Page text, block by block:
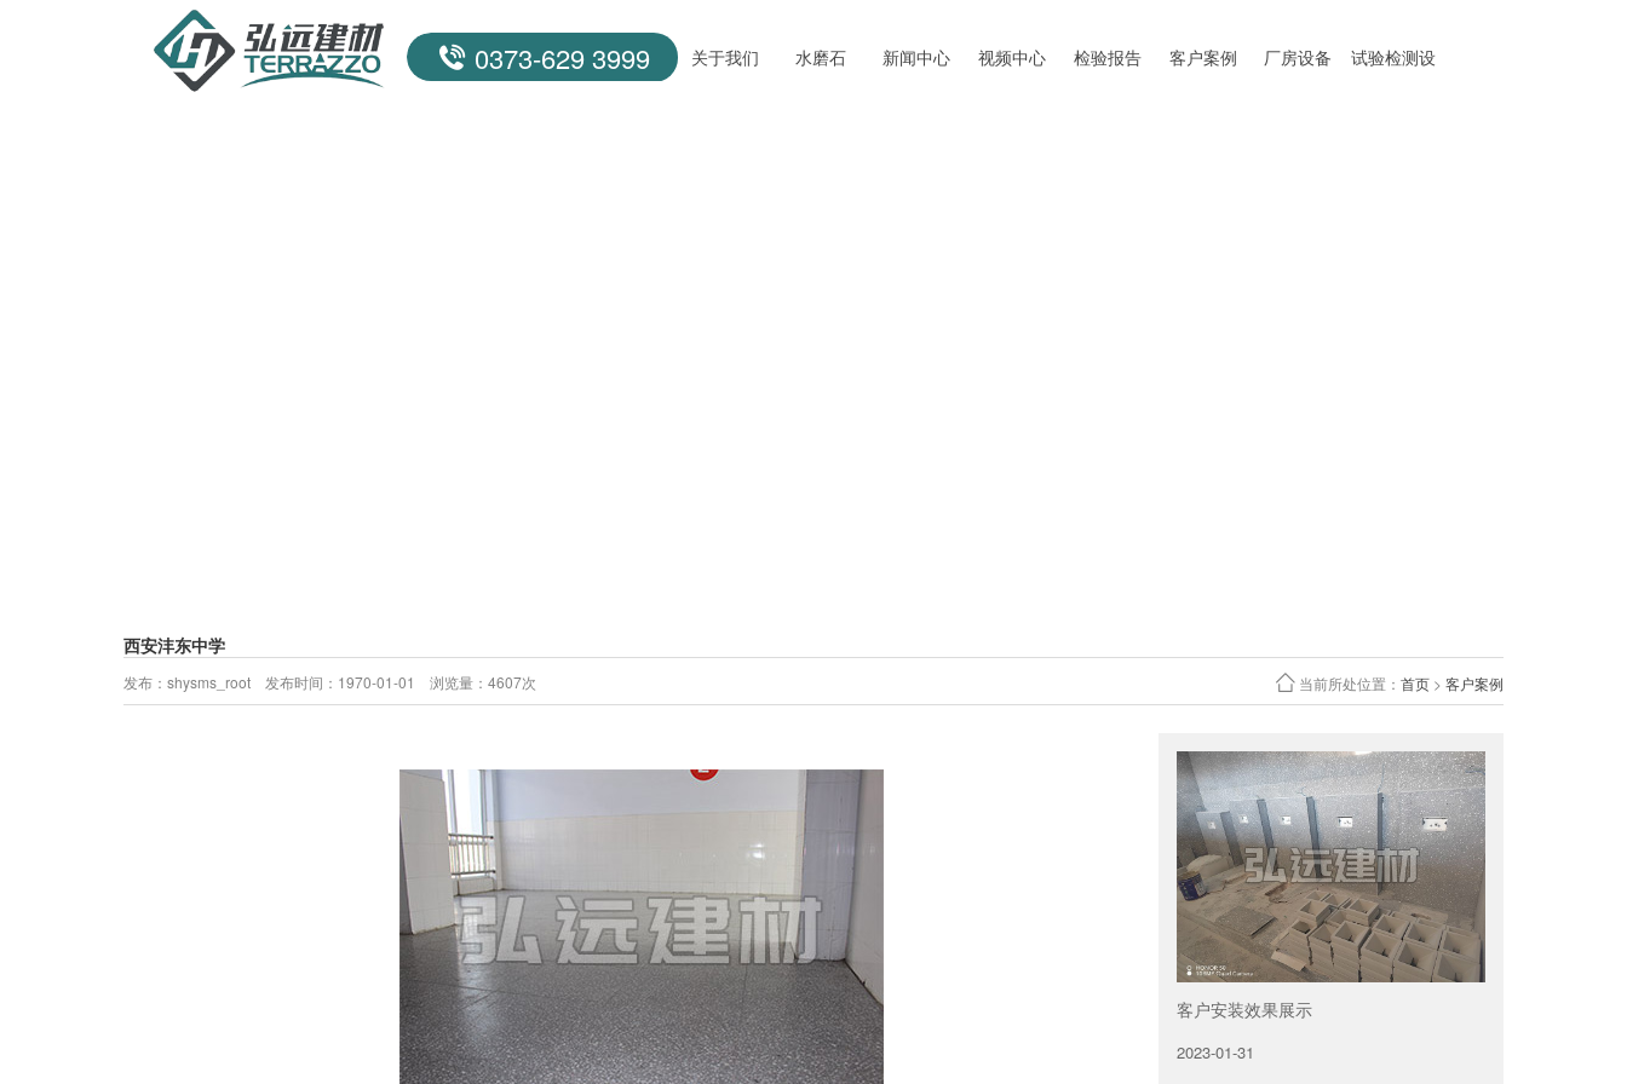
0373-629 3999 关于我们 水磨石 新闻中心 视频中心 检验报告 客户案例 厂房设备
试验检测设
西安沣东中学
发布：shysms_root 发布时间：1970-01-01 浏览量：4607次 当前所处位置： 首页 > 客户案例
客户安装效果展示
2023-01-31